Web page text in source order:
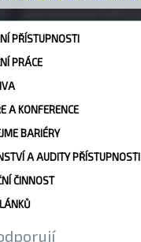
PŘÍSTUPNOSTI
PRÁCE
A KONFERENCE
BARIÉRY
A AUDITY PŘÍSTUPNOSTI
ČINNOST